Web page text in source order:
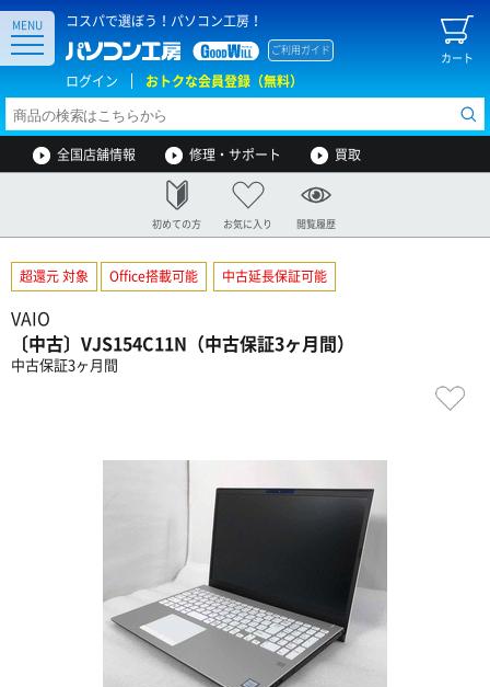
コスパで選ぼう！パソコン工房！
カート
ご利用ガイド
ログイン おトクな会員登録（無料）
MENU
全国店舗情報 修理・サポート 買取
初めての方 お気に入り 閲覧履歴
超還元 対象 Office搭載可能 中古延長保証可能
VAIO
〔中古〕VJS154C11N（中古保証3ヶ月間）
中古保証3ヶ月間